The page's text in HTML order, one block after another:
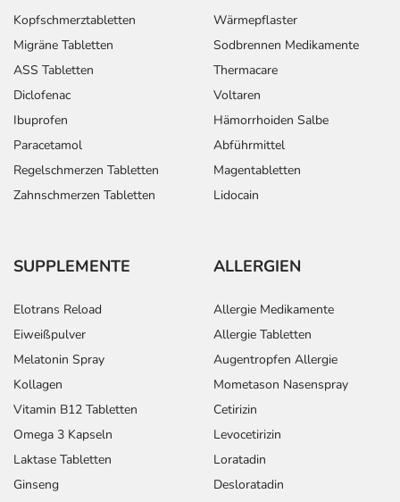
Kopfschmerztabletten
Migräne Tabletten
ASS Tabletten
Diclofenac
Ibuprofen
Paracetamol
Regelschmerzen Tabletten
Zahnschmerzen Tabletten
Wärmepflaster
Sodbrennen Medikamente
Thermacare
Voltaren
Hämorrhoiden Salbe
Abführmittel
Magentabletten
Lidocain
SUPPLEMENTE
Elotrans Reload
Eiweißpulver
Melatonin Spray
Kollagen
Vitamin B12 Tabletten
Omega 3 Kapseln
Laktase Tabletten
Ginseng
ALLERGIEN
Allergie Medikamente
Allergie Tabletten
Augentropfen Allergie
Mometason Nasenspray
Cetirizin
Levocetirizin
Loratadin
Desloratadin